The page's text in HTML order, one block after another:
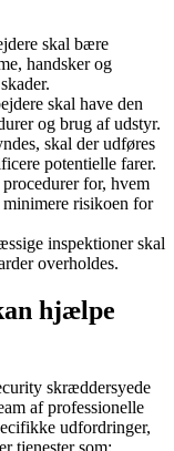
skal bære
handsker og
skal have den
og brug af udstyr.
skal der udføres
potentielle farer.
for, hvem
risikoen for
inspektioner skal
overholdes.
hjælpe
skræddersyede
af professionelle
udfordringer,
tjenester som: